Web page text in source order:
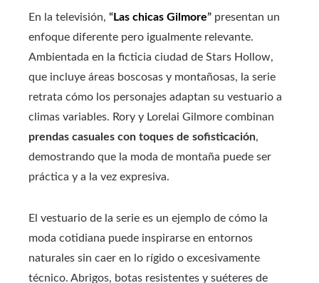
En la televisión, “Las chicas Gilmore” presentan un
enfoque diferente pero igualmente relevante.
Ambientada en la ficticia ciudad de Stars Hollow,
que incluye áreas boscosas y montañosas, la serie
retrata cómo los personajes adaptan su vestuario a
climas variables. Rory y Lorelai Gilmore combinan
prendas casuales con toques de sofisticación,
demostrando que la moda de montaña puede ser
práctica y a la vez expresiva.
El vestuario de la serie es un ejemplo de cómo la
moda cotidiana puede inspirarse en entornos
naturales sin caer en lo rígido o excesivamente
técnico. Abrigos, botas resistentes y suéteres de